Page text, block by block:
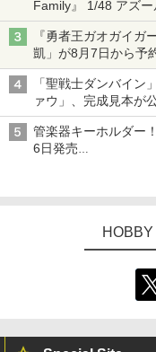
Family』 1/48 アズ
8月から9月に延期
『勇者王ガオガイガ
凱」が8月7日から予
「聖戦士ダンバイン
ァウ」、完成見本が
管楽器キーホルダー
6日発売